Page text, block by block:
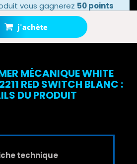
j'achète
vous gagnerez 50 points
programme de fidélité.
50 points bonus
MÉCANIQUE WHITE
RED SWITCH BLANC :
DU PRODUIT
technique